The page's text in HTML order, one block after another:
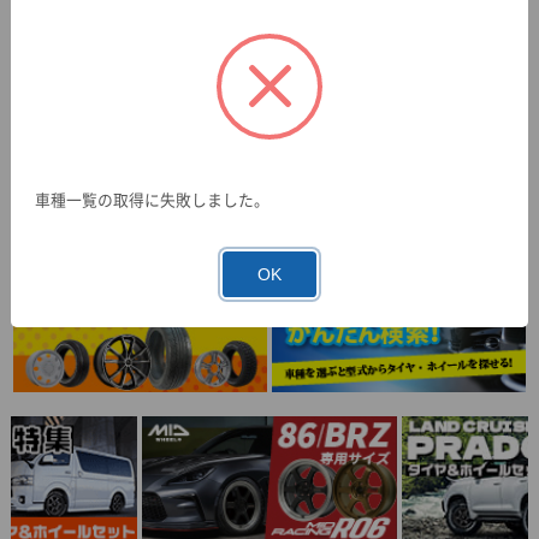
車種一覧の取得に失敗しました。
OK